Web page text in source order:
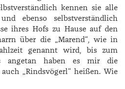
kennen sie alle
ebenso selbstverständlich
ihres Hofs zu Hause auf den
über die „Marend“, wie in
genannt wird, bis zum
angetan haben es mir die
„Rindsvögerl“ heißen. Wie